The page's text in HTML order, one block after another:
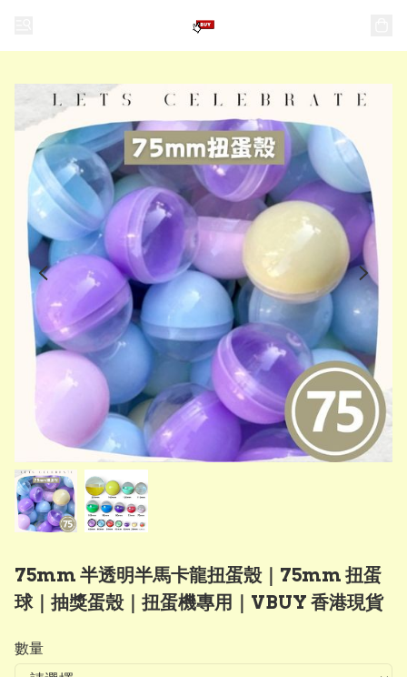
75mm 半透明半馬卡龍扭蛋殼｜75mm 扭蛋
球｜抽獎蛋殼｜扭蛋機專用｜VBUY 香港現貨
數量